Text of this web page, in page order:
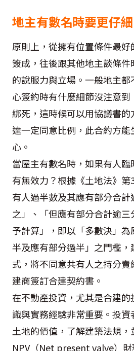
地主有數名時要更仔細
原則上，從擁有位置條件最好
簽成，往後跟其他地主談條
的說服力與立場。一般地主
心簽約時有什麼細節沒注意到
綁死，這時候可以用協議書
達一定同意比例，此合約方
心。
當屋主有數名時，如果有人
有無效力？根據《土地法》
有人過半數及其應有部分合
之」、「但應有部分合計逾
予計算」，即以「多數決」
半及應有部分過半」之門檻
式，將不同意共有人之持分
建商簽訂合建契約書。
在不動產投資，尤其是合建
識與實務經驗非常重要。投
土地的價值，了解建築法規
NPV（Net present valve）